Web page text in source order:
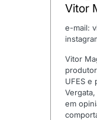
Vitor
e-mail:
Vitor
UFES e
em